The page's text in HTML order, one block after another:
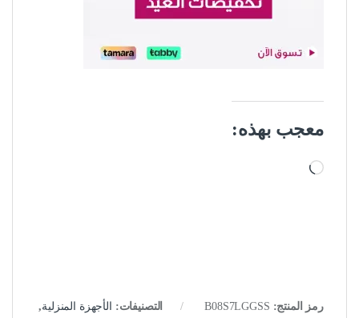
معجب بهذه:
جاري التحميل…
رمز المنتج: B08S7LGGSS التصنيفات: الأجهزة المنزلية,